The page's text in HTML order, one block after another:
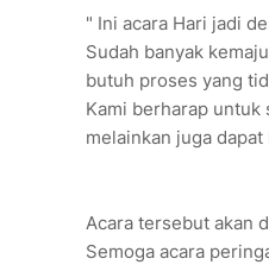
" Ini acara Hari jadi
Sudah banyak
butuh proses yang
Kami berharap
melainkan juga
Acara tersebut akan
Semoga acara